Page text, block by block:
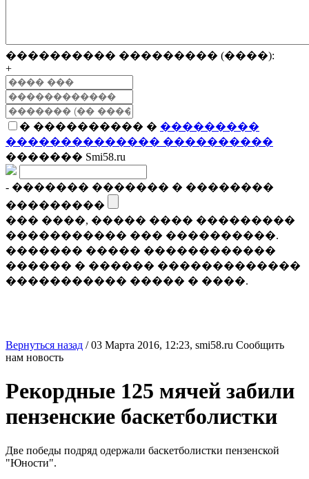
���������� ��������� (����):
+
� ���������� � ���������
�������������� ����������
������� Smi58.ru
- ������� ������� � ��������
���������
��� ����, ����� ���� ���������
����������� ��� ����������.
������� ����� ������������
������ � ������ �������������
����������� ����� � ����.
Вернуться назад /03 Марта 2016, 12:23, smi58.ru Сообщить
нам новость
Рекордные 125 мячей забили
пензенские баскетболистки
Две победы подряд одержали баскетболистки пензенской
"Юности".